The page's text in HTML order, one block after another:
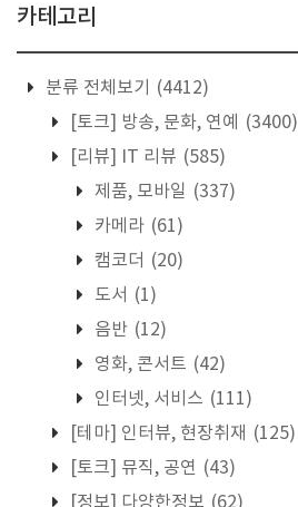
카테고리
분류 전체보기
(4412)
[토크] 방송, 문화, 연예
(3400)
[리뷰] IT 리뷰 (585)
제품, 모바일 (337)
카메라 (61)
캠코더 (20)
도서 (1)
음반 (12)
영화, 콘서트 (42)
인터넷, 서비스 (111)
[테마] 인터뷰, 현장취재 (125)
[토크] 뮤직, 공연 (43)
[정보] 다양한정보 (62)